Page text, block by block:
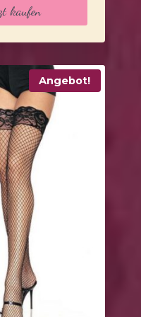
kaufen
Angebot!